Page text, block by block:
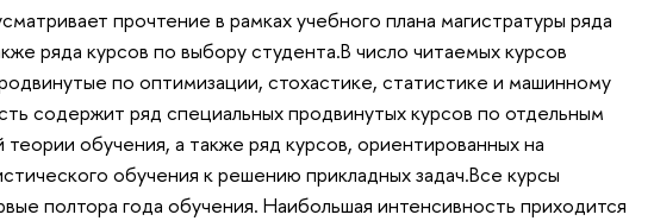
прочтение в рамках учебного плана магистратуры ряда
ряда курсов по выбору студента.В число читаемых курсов
по оптимизации, стохастике, статистике и машинному
содержит ряд специальных продвинутых курсов по отдельным
обучения, а также ряд курсов, ориентированных на
обучения к решению прикладных задач.Все курсы
полтора года обучения. Наибольшая интенсивность приходится